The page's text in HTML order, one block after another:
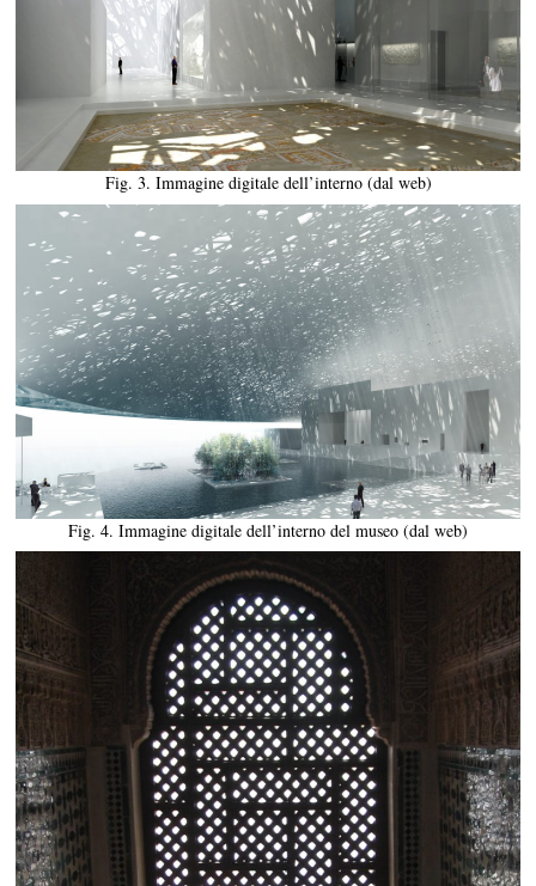
Fig. 3. Immagine digitale dell’interno (dal web)
Fig. 4. Immagine digitale dell’interno del museo (dal web)